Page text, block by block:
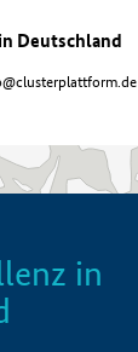
Deutschland
in